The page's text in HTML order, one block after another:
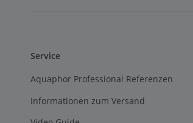
Service
Aquaphor Professional Referenzen
Informationen zum Versand